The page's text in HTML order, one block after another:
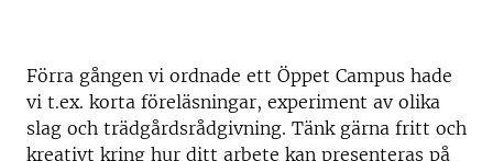
Förra gången vi ordnade ett Öppet Campus hade
vi t.ex. korta föreläsningar, experiment av olika
slag och trädgårdsrådgivning. Tänk gärna fritt och
kreativt kring hur ditt arbete kan presenteras på